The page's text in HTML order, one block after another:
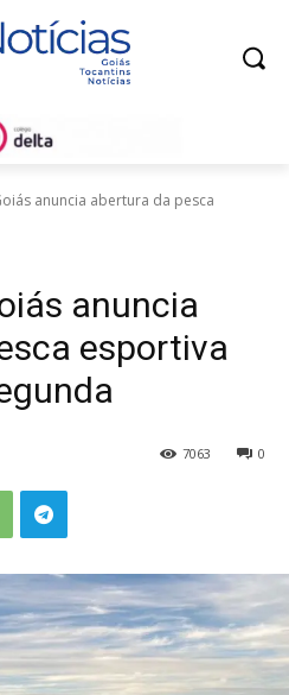
anuncia abertura da pesca
anuncia
esportiva
0
7063